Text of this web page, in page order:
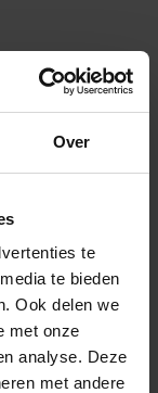
Over
te
te bieden
Ook delen we
met onze
analyse. Deze
met andere